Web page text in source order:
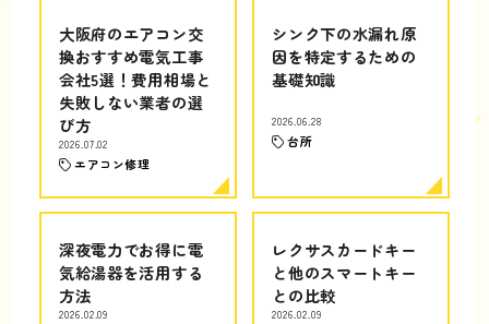
大阪府のエアコン交
換おすすめ電気工事
会社5選！費用相場と
失敗しない業者の選
び方
2026.07.02
エアコン修理
シンク下の水漏れ原
因を特定するための
基礎知識
2026.06.28
台所
深夜電力でお得に電
気給湯器を活用する
方法
2026.02.09
レクサスカードキー
と他のスマートキー
との比較
2026.02.09